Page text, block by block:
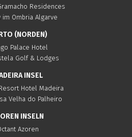
Residences
im Ombria Algarve
(NORDEN)
Palace Hotel
Golf & Lodges
INSEL
Hotel Madeira
Velha do Palheiro
INSELN
Azoren